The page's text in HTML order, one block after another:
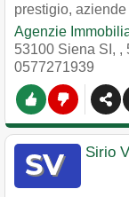
prestigio,
Agenzie
53100 Siena SI, ,
0577271939
Sirio